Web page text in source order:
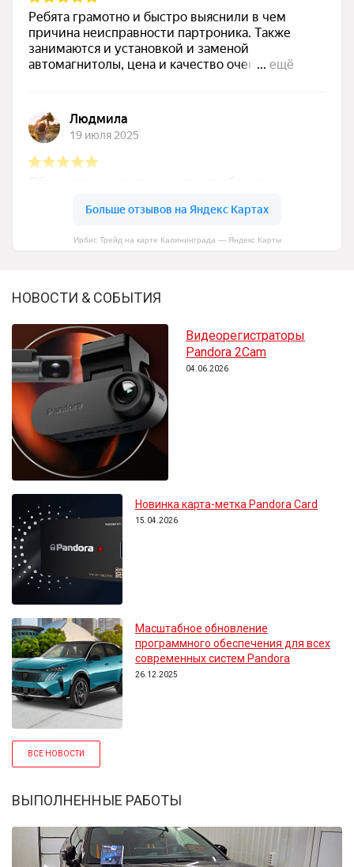
Ирбис Трейд на карте Калининграда — Яндекс Карты
НОВОСТИ & СОБЫТИЯ
Видеорегистраторы
Pandora 2Cam
04.06.2026
Новинка карта-метка Pandora Card
15.04.2026
Масштабное обновление
программного обеспечения для всех
современных систем Pandora
26.12.2025
ВСЕ НОВОСТИ
ВЫПОЛНЕННЫЕ РАБОТЫ